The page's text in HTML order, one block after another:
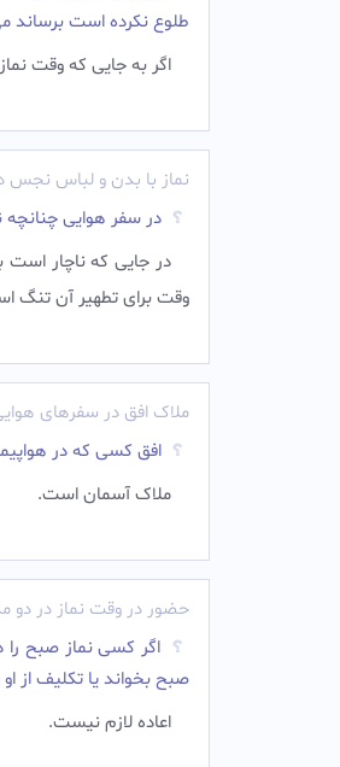
طلوع نکرده است برساند
اگر به جایی که وقت
نماز با بدن و لباس نجس
در سفر هوایی چنانچه
در جايى كه ناچار
وقت براى تطهير آن تنگ
ملاک افق در سفرهای
افق کسی که در
ملاک آسمان است.‌
حضور در وقت نماز در دو
اگر کسی نماز صبح را
صبح بخواند یا تکلیف از
اعاده لازم نیست.‌